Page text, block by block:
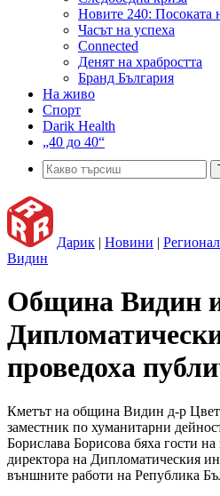
Новите 240: Посоката
Часът на успеха
Connected
Денят на храбростта
Бранд България
На живо
Спорт
Darik Health
„40 до 40“
Дарик | Новини |
Видин
Община Видин
проведоха
Кметът на община Видин д-р
заместник по хуманитарни
Борислава Борисова бяха гости
директора на Дипломатическия
външните работи на Република